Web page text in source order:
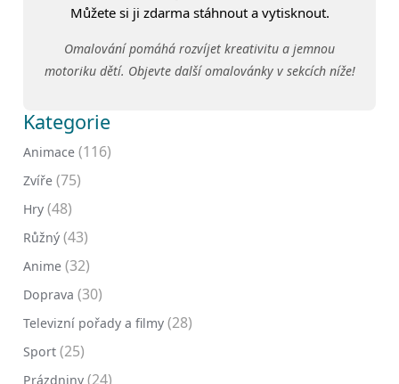
Můžete si ji zdarma stáhnout a vytisknout.
Omalování pomáhá rozvíjet kreativitu a jemnou
motoriku dětí. Objevte další omalovánky v sekcích níže!
Kategorie
Animace (116)
Zvíře (75)
Hry (48)
Růžný (43)
Anime (32)
Doprava (30)
Televizní pořady a filmy (28)
Sport (25)
Prázdniny (24)